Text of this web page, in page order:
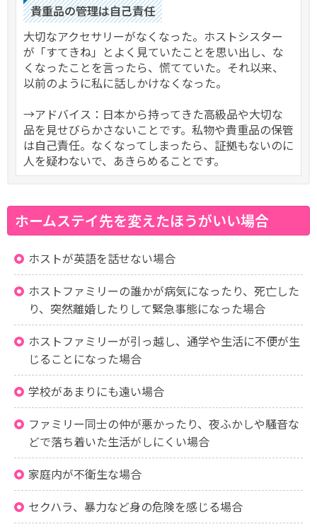
貴重品の管理は自己責任
大切なアクセサリーがなくなった。ホストシスター
が「すてきね」とよく見ていたことを思い出し、な
くなったことを言ったら、慌てていた。それ以来、
以前のように私に話しかけなくなった。
→アドバイス：日本から持ってきた高級品や大切な
品を見せびらかさないことです。私物や貴重品の保管
は自己責任。なくなってしまったら、証拠もないのに
人を疑わないで、あきらめることです。
ホームステイ先を変えたほうがいい場合
ホストが英語を話せない場合
ホストファミリーの誰かが病気になったり、死亡した
り、突然離婚したりして緊急事態になった場合
ホストファミリーが引っ越し、通学や生活に不便が生
じることになった場合
学校があまりにも遠い場合
ファミリー同士の仲が悪かったり、夜ふかしや騒音な
どで落ち着いた生活がしにくい場合
家庭内が不衛生な場合
セクハラ、暴力など身の危険を感じる場合